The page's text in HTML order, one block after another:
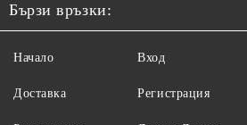
Бързи връзки:
Начало
Доставка
Вход
Регистрация